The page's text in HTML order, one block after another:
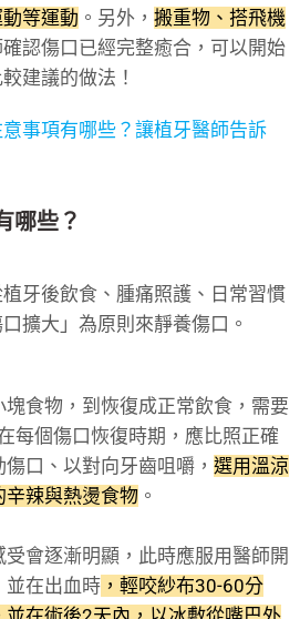
等運動 。另外， 搬重物、搭飛機
確認傷口已經完整癒合，可以開始
建議的做法！
事項有哪些？讓植牙醫師告訴
哪些？
牙後飲食、腫痛照護、日常習慣
擴大」為原則來靜養傷口。
食物，到恢復成正常飲食，需要
每個傷口恢復時期，應比照正確
口、以對向牙齒咀嚼， 選用溫涼
辛辣與熱燙食物 。
會逐漸明顯，此時應服用醫師開
並在出血時 ，輕咬紗布30-60分